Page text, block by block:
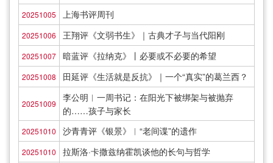
20251005 上海书评周刊
20251006 王翔评《文弱书生》｜古典才子与当代阳刚
20251007 暗蓝评《拉纳克》丨必要或不必要的希望
20251008 田延评《生活就是反抗》｜一个“真实”的葛兰西？
20251009
李公明︱一周书记：在阳光下被绑架与被抛弃
的……孩子与家长
20251010 沙青青评《银景》︱“老间谍”的遗作
20251010 拉斯洛·卡撒兹纳霍凯谈他的长句与哲学